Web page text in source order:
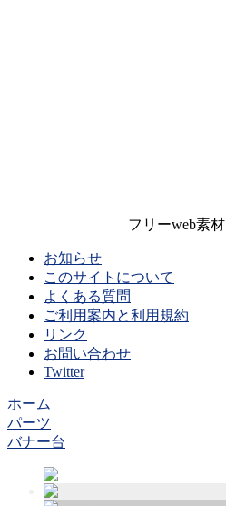
フリーweb素材
お知らせ
このサイトについて
よくある質問
ご利用案内と利用規約
リンク
お問い合わせ
Twitter
ホーム
パーツ
バナー台